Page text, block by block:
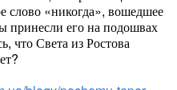
слово «никогда», вошедшее
принесли его на подошвах
что Света из Ростова